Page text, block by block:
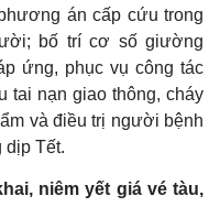
án cấp cứu trong
bố trí cơ số giường
ứng, phục vụ công tác
tai nạn giao thông, cháy
và điều trị người bệnh
dịp Tết.
niêm yết giá vé tàu,